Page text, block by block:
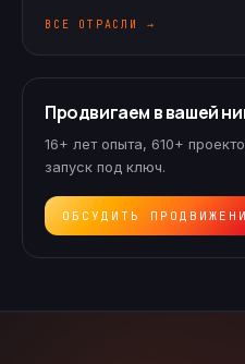
ВСЕ ОТРАСЛИ →
Продвигаем в вашей
16+ лет опыта, 610+
запуск под ключ.
ОБСУДИТЬ